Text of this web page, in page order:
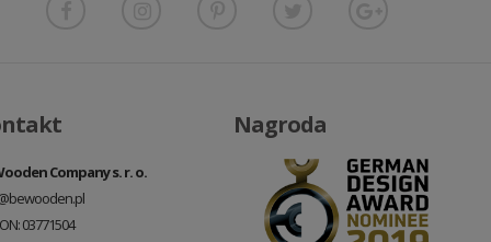
Company s. r. o.
03771504
Nagroda